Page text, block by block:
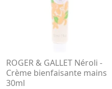
ROGER & GALLET Néroli -
Crème bienfaisante mains
30ml